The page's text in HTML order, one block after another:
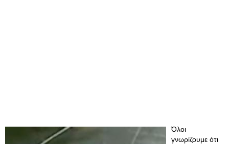
Όλοι
γνωρίζουμε ότι